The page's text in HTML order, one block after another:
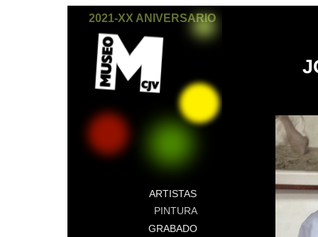
2021-XX ANIVERSARIO
ARTISTAS
PINTURA
GRABADO